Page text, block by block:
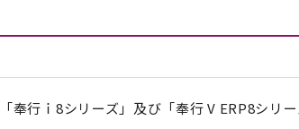
「奉行ｉ8シリーズ」及び「奉行 V ERP8シリ